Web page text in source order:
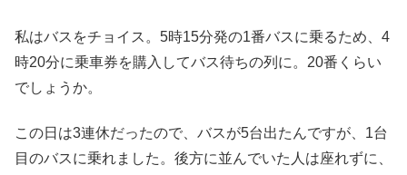
私はバスをチョイス。5時15分発の1番バスに乗るため、4
時20分に乗車券を購入してバス待ちの列に。20番くらい
でしょうか。
この日は3連休だったので、バスが5台出たんですが、1台
目のバスに乗れました。後方に並んでいた人は座れずに、